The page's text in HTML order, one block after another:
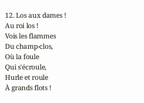
12. Los aux dames !
Au roi los !
Vois les flammes
Du champ-clos,
Où la foule
Qui s'écroule,
Hurle et roule
À grands flots !